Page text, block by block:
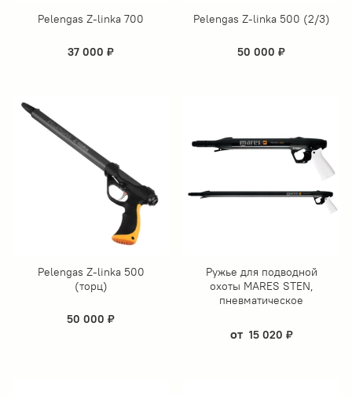
Pelengas Z-linka 700
37 000 ₽
Pelengas Z-linka 500 (2/3)
50 000 ₽
Pelengas Z-linka 500
(торц)
50 000 ₽
Ружье для подводной
охоты MARES STEN,
пневматическое
от 15 020 ₽